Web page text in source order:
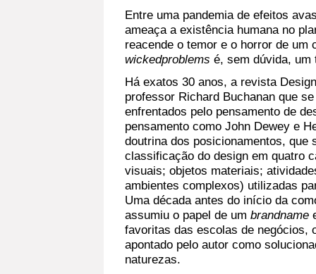
Entre uma pandemia de efeitos
ameaça a existência humana no
reacende o temor e o horror de um
wickedproblems é, sem dúvida, um
Há exatos 30 anos, a revista
professor Richard Buchanan que
enfrentados pelo pensamento de
pensamento como John Dewey e
doutrina dos posicionamentos, que
classificação do design em quatro
visuais; objetos materiais;
ambientes complexos) utilizadas
Uma década antes do início da
assumiu o papel de um brandname
favoritas das escolas de negócios,
apontado pelo autor como
naturezas.